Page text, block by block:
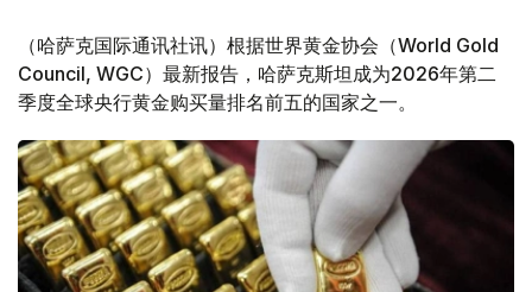
（哈萨克国际通讯社讯）根据世界黄金协会（World Gold
Council, WGC）最新报告，哈萨克斯坦成为2026年第二
季度全球央行黄金购买量排名前五的国家之一。